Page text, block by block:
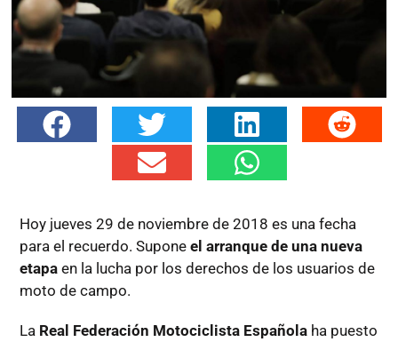
Hoy jueves 29 de noviembre de 2018 es una fecha
para el recuerdo. Supone el arranque de una nueva
etapaen la lucha por los derechos de los usuarios de
moto de campo.
La Real Federación Motociclista Españolaha puesto